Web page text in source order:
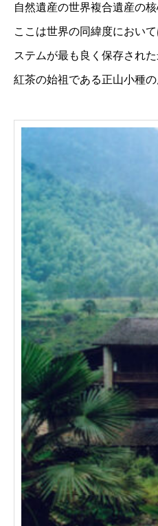
自然遺産の世界複合遺産の核
ここは世界の同緯度におい
ステムが最も良く保存され
紅茶の始祖である正山小種の